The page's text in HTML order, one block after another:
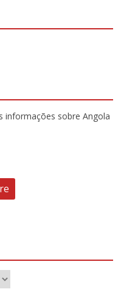
informações sobre Angola